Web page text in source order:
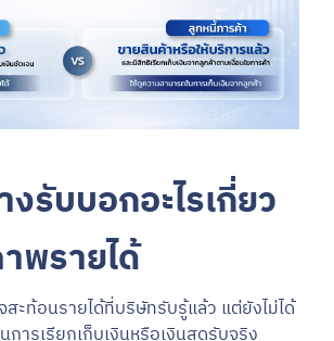
งรับบอกอะไรเกี่ยว
รายได้
สะท้อนรายได้ที่บริษัทรับรู้แล้ว แต่ยังไม่ได้
การเรียกเก็บเงินหรือเงินสดรับจริง